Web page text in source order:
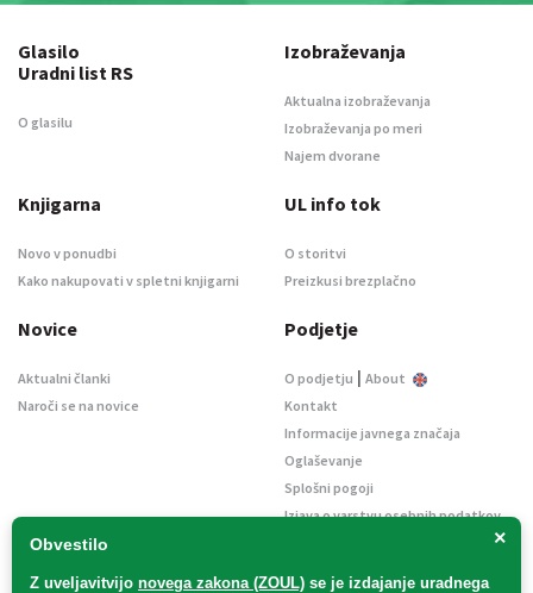
×
Obvestilo
Z uveljavitvijo novega zakona (ZOUL) se je izdajanje uradnega
Glasilo
Uradni list RS
O glasilu
Izobraževanja
Aktualna izobraževanja
Izobraževanja po meri
Najem dvorane
Knjigarna
Novo v ponudbi
Kako nakupovati v spletni knjigarni
UL info tok
O storitvi
Preizkusi brezplačno
Novice
Aktualni članki
Naroči se na novice
Podjetje
O podjetju | About
Kontakt
Informacije javnega značaja
Oglaševanje
Splošni pogoji
Izjava o varstvu osebnih podatkov